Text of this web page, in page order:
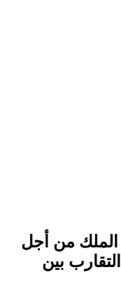
الملك من أجل
بين